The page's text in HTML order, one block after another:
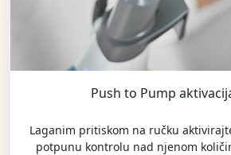
Push to Pump
Laganim pritiskom na ručku
potpunu kontrolu nad njenom